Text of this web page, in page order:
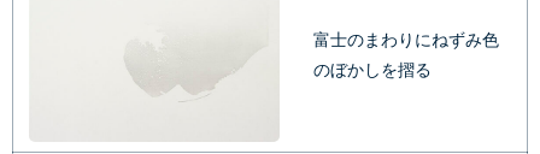
富士のまわりにねずみ色
のぼかしを摺る